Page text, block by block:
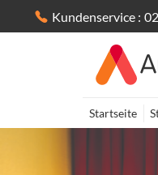
Kundenservice :
Startseite